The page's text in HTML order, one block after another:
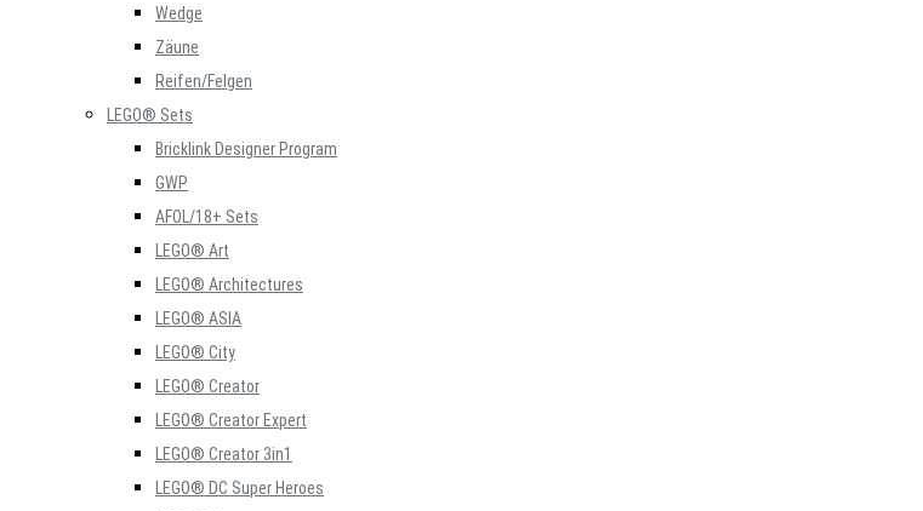
Wedge
Zäune
Reifen/Felgen
LEGO® Sets
Bricklink Designer Program
GWP
AFOL/18+ Sets
LEGO® Art
LEGO® Architectures
LEGO® ASIA
LEGO® City
LEGO® Creator
LEGO® Creator Expert
LEGO® Creator 3in1
LEGO® DC Super Heroes